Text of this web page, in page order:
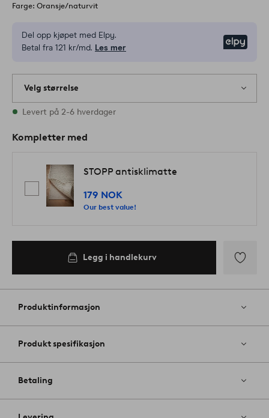
Farge: Oransje/naturvit
Del opp kjøpet med Elpy.
Betal fra 121 kr/md. Les mer
Velg størrelse
Alle størrelser finnes på lager
Levert på 2-6 hverdager
Kompletter med
STOPP antisklimatte
179 NOK
Our best value!
Legg i handlekurv
til
Produktinformasjon
Produkt spesifikasjon
Betaling